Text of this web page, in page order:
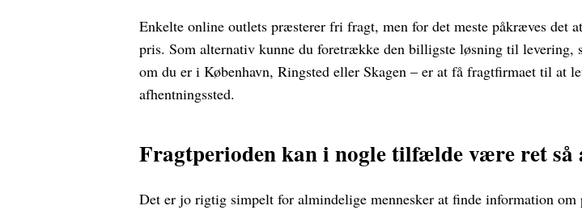
Enkelte online outlets præsterer fri fragt, men for det meste påkræves det
pris. Som alternativ kunne du foretrække den billigste løsning til levering,
om du er i København, Ringsted eller Skagen – er at få fragtfirmaet til at
afhentningssted.
Fragtperioden kan i nogle tilfælde være ret så
Det er jo rigtig simpelt for almindelige mennesker at finde information